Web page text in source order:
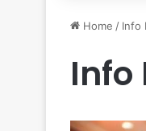
Home / Info
Info